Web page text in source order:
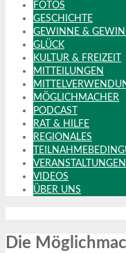
FOTOS
GESCHICHTE
GEWINNE &
GLÜCK
KULTUR & FREIZEIT
MITTEILUNGEN
MÖGLICHMACHER
PODCAST
RAT & HILFE
REGIONALES
VERANSTALTUNGEN
VIDEOS
ÜBER UNS
Die